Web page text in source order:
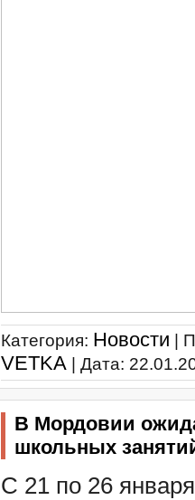
Категория: Новости |
VETKA | Дата:
В Мордовии
школьных
С 21 по 26